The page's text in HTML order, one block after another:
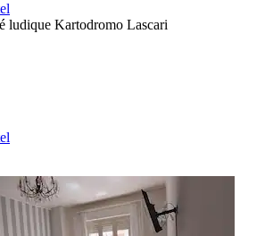
ludique Kartodromo Lascari